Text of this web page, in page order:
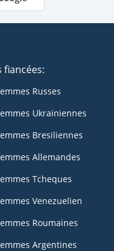
fiancées:
Russes
Ukrainiennes
Bresiliennes
Allemandes
Tcheques
Venezuelien
Roumaines
Argentines